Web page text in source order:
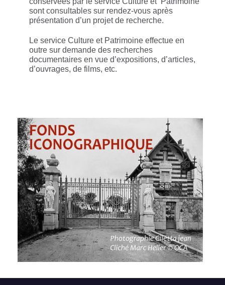
sont consultables sur rendez-vous après
présentation d’un projet de recherche.
Le service Culture et Patrimoine effectue en
outre sur demande des recherches
documentaires en vue d’expositions, d’articles,
d’ouvrages, de films, etc.